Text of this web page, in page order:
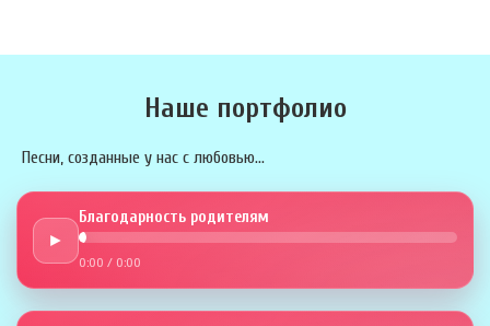
Наше портфолио
Песни, созданные у нас с любовью...
►
Благодарность родителям
0:00 / 0:00